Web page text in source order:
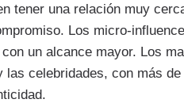
tener una relación muy
Los micro-
un alcance mayor. Los
las celebridades, con más